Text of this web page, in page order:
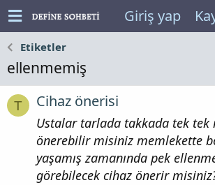
Giriş yap
Etiketler
ellenmemiş
T Cihaz önerisi
Ustalar tarlada takkada tek tek
önerebilir misiniz memlekette
yaşamış zamanında pek
görebilecek cihaz önerir